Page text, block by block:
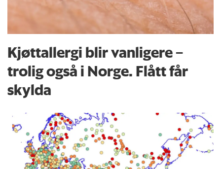
Kjøttallergi blir vanligere –
trolig også i Norge. Flått får
skylda